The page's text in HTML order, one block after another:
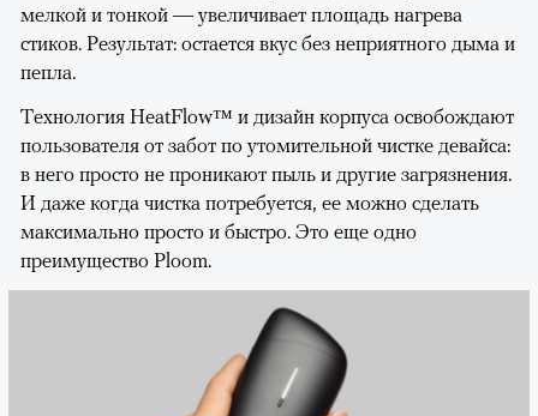
мелкой и тонкой — увеличивает площадь нагрева
стиков. Результат: остается вкус без неприятного дыма и
пепла.
Технология HeatFlow™ и дизайн корпуса освобождают
пользователя от забот по утомительной чистке девайса:
в него просто не проникают пыль и другие загрязнения.
И даже когда чистка потребуется, ее можно сделать
максимально просто и быстро. Это еще одно
преимущество Ploom.